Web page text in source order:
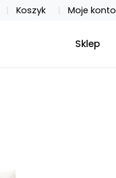
Koszyk Moje konto
Sklep